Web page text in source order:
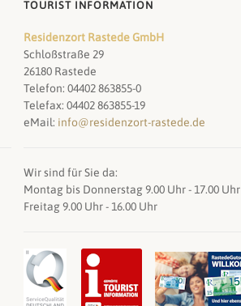
TOURIST INFORMATION
Residenzort Rastede GmbH
Schloßstraße 29
26180 Rastede
Telefon: 04402 863855-0
Telefax: 04402 863855-19
eMail: info@residenzort-rastede.de
Wir sind für Sie da:
Montag bis Donnerstag 9.00 Uhr - 17.00 Uhr
Freitag 9.00 Uhr - 16.00 Uhr